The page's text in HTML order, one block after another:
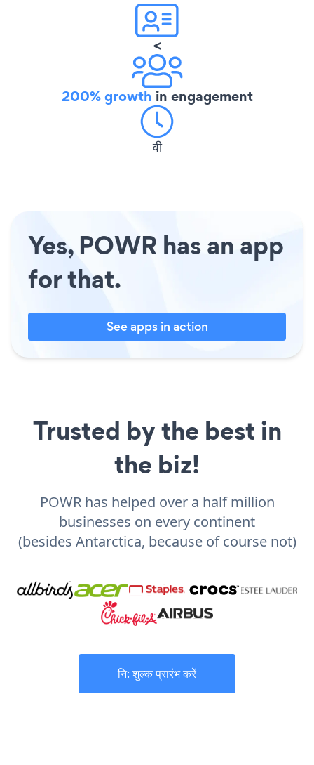
<
200% growth in engagement
वी
Yes, POWR has an app
for that.
See apps in action
Trusted by the best in
the biz!
POWR has helped over a half million
businesses on every continent
(besides Antarctica, because of course not)
नि: शुल्क प्रारंभ करें